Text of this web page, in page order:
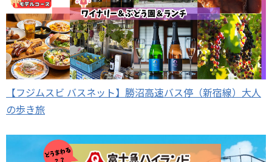
【フジムスビ バスネット】勝沼高速バス停（新宿線）大人
の歩き旅